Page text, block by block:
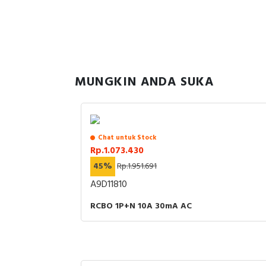
MUNGKIN ANDA SUKA
Chat untuk Stock
Rp.1.073.430
45% Rp.1.951.691
A9D11810
RCBO 1P+N 10A 30mA AC